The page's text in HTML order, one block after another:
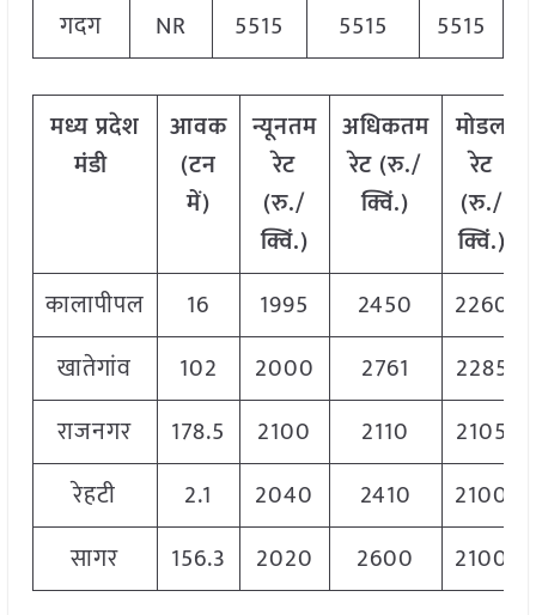
गदग NR 5515 5515 5515
मध्यप्रदेश
मंडी
आवक
(टन
में)
न्यूनतम
रेट
(रु./
क्विं.)
अधिकतम
रेट (रु./
क्विं.)
मोडल
रेट
(रु./
क्विं.)
कालापीपल
16 1995 2450
2260
खातेगांव
102 2000 2761
2285
राजनगर
178.5 2100 2110
2105
रेहटी
2.1 2040 2410
2100
सागर
156.3 2020 2600 2100